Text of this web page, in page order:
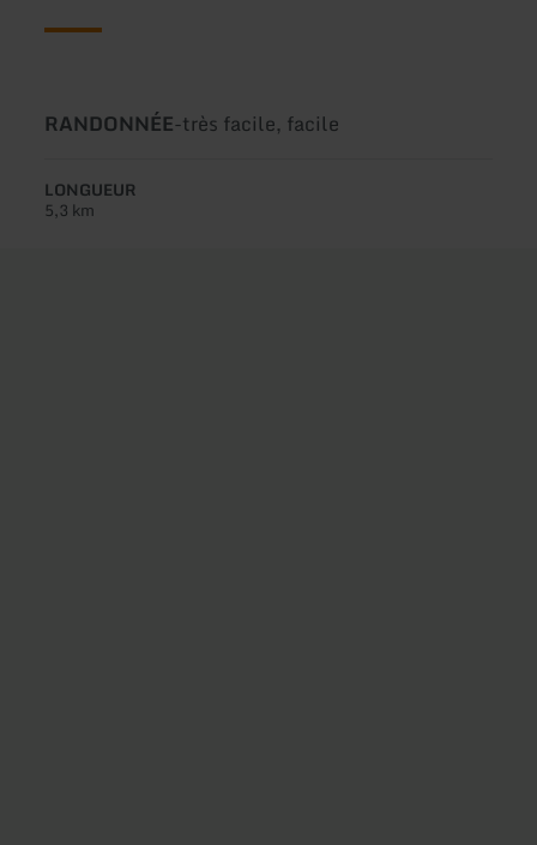
Type
circuit:
RANDONNÉE-Difficulté:
très facile, facile
LONGUEUR
5,3 km